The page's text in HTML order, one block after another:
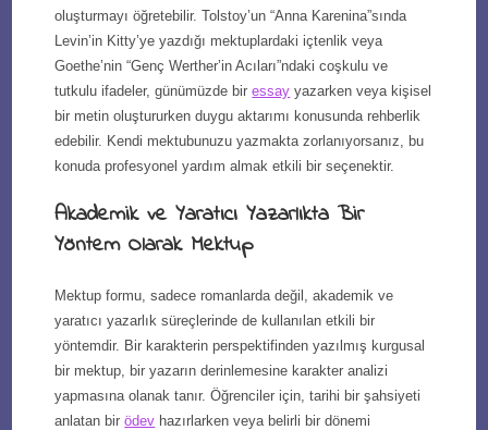
oluşturmayı öğretebilir. Tolstoy’un “Anna Karenina”sında
Levin’in Kitty’ye yazdığı mektuplardaki içtenlik veya
Goethe’nin “Genç Werther’in Acıları”ndaki coşkulu ve
tutkulu ifadeler, günümüzde biressay yazarken veya kişisel
bir metin oluştururken duygu aktarımı konusunda rehberlik
edebilir. Kendi mektubunuzu yazmakta zorlanıyorsanız, bu
konuda profesyonel yardım almak etkili bir seçenektir.
Akademik ve Yaratıcı Yazarlıkta Bir
Yöntem Olarak Mektup
Mektup formu, sadece romanlarda değil, akademik ve
yaratıcı yazarlık süreçlerinde de kullanılan etkili bir
yöntemdir. Bir karakterin perspektifinden yazılmış kurgusal
bir mektup, bir yazarın derinlemesine karakter analizi
yapmasına olanak tanır. Öğrenciler için, tarihi bir şahsiyeti
anlatan birödev hazırlarken veya belirli bir dönemi